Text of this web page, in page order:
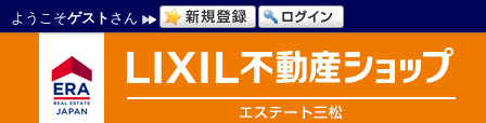
ようこそゲスト さん